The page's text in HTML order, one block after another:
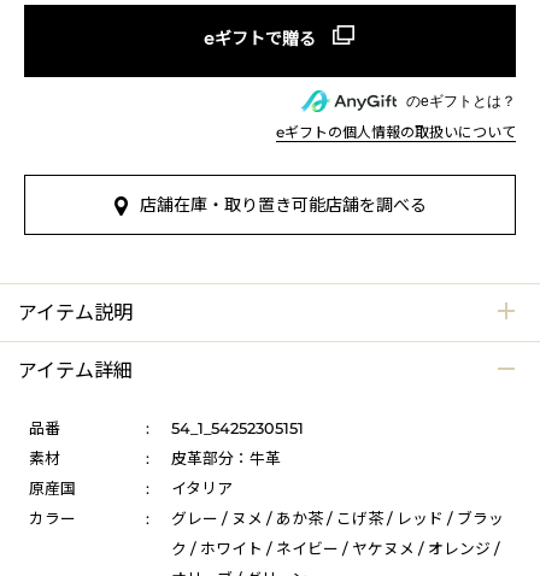
のeギフトとは？
eギフトの個人情報の取扱いについて
店舗在庫・取り置き可能店舗を調べる
アイテム説明
アイテム詳細
品番 :
54_1_54252305151
素材
:
皮革部分：牛革
原産国
:
イタリア
カラー
:
グレー / ヌメ / あか茶 / こげ茶 / レッド / ブラッ
ク / ホワイト / ネイビー / ヤケヌメ / オレンジ /